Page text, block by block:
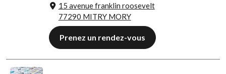
15 avenue franklin roosevelt
77290 MITRY MORY
Prenez un rendez-vous